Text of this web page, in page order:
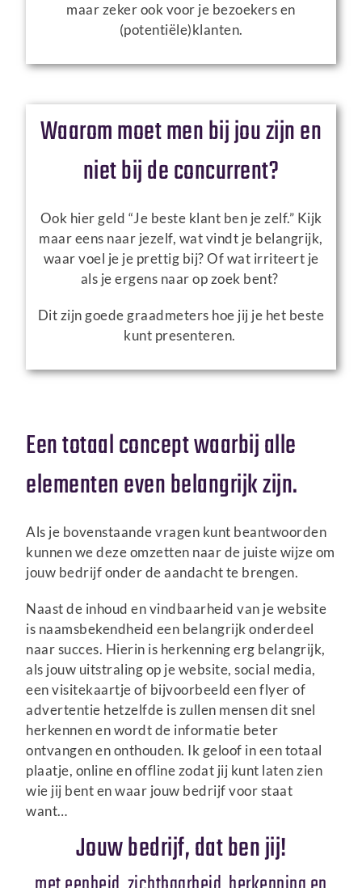
maar zeker ook voor je bezoekers en
(potentiële)klanten.
Waarom moet men bij jou zijn en
niet bij de concurrent?
Ook hier geld “Je beste klant ben je zelf.” Kijk
maar eens naar jezelf, wat vindt je belangrijk,
waar voel je je prettig bij? Of wat irriteert je
als je ergens naar op zoek bent?
Dit zijn goede graadmeters hoe jij je het beste
kunt presenteren.
Een totaal concept waarbij alle
elementen even belangrijk zijn.
Als je bovenstaande vragen kunt beantwoorden
kunnen we deze omzetten naar de juiste wijze om
jouw bedrijf onder de aandacht te brengen.
Naast de inhoud en vindbaarheid van je website
is naamsbekendheid een belangrijk onderdeel
naar succes. Hierin is herkenning erg belangrijk,
als jouw uitstraling op je website, social media,
een visitekaartje of bijvoorbeeld een flyer of
advertentie hetzelfde is zullen mensen dit snel
herkennen en wordt de informatie beter
ontvangen en onthouden. Ik geloof in een totaal
plaatje, online en offline zodat jij kunt laten zien
wie jij bent en waar jouw bedrijf voor staat
want…
Jouw bedrijf, dat ben jij!